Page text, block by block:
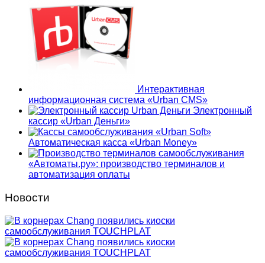
Интерактивная
информационная система «Urban CMS»
Электронный
кассир «Urban Деньги»
Автоматическая касса «Urban Money»
«Автоматы.ру»: производство терминалов и
автоматизация оплаты
Новости